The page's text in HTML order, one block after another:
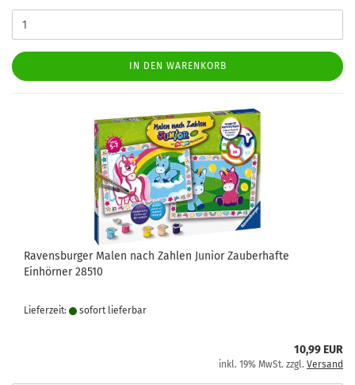
IN DEN WARENKORB
Ravensburger Malen nach Zahlen Junior Zauberhafte
Einhörner 28510
Lieferzeit: sofort lie­fer­bar
10,99 EUR
inkl. 19% MwSt. zzgl. Versand